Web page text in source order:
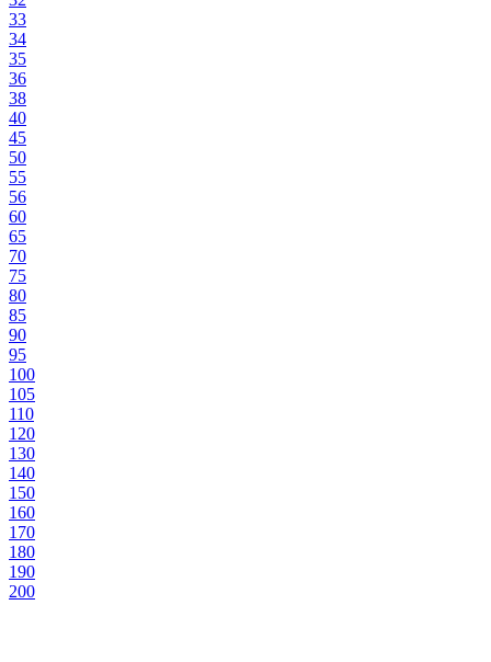
33
34
35
36
38
40
45
50
55
56
60
65
70
75
80
85
90
95
100
105
110
120
130
140
150
160
170
180
190
200